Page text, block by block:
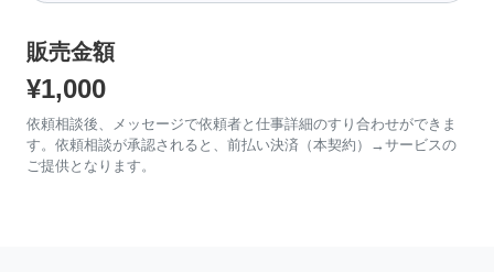
販売金額
¥1,000
依頼相談後、メッセージで依頼者と仕事詳細のすり合わせができま
す。依頼相談が承認されると、前払い決済（本契約）→サービスの
ご提供となります。